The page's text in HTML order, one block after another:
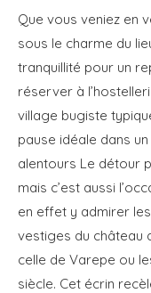
Que vous veniez en
sous le charme du
tranquillité pour un
réserver à
village bugiste
pause idéale dans
alentours Le détour
mais c’est aussi
en effet y admirer
vestiges du château
celle de Varepe ou
siècle. Cet écrin